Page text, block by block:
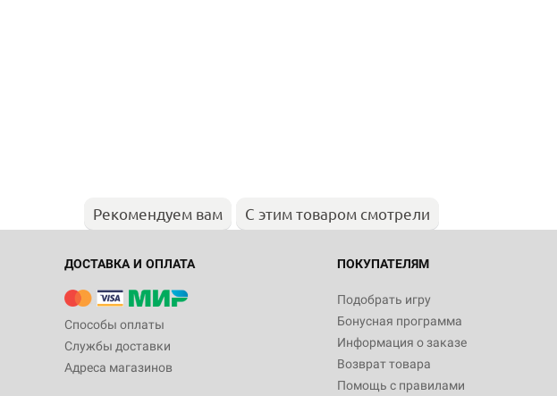
Рекомендуем вам С этим товаром смотрели
ДОСТАВКА И ОПЛАТА
Способы оплаты
Службы доставки
Адреса магазинов
ПОКУПАТЕЛЯМ
Подобрать игру
Бонусная программа
Информация о заказе
Возврат товара
Помощь с правилами